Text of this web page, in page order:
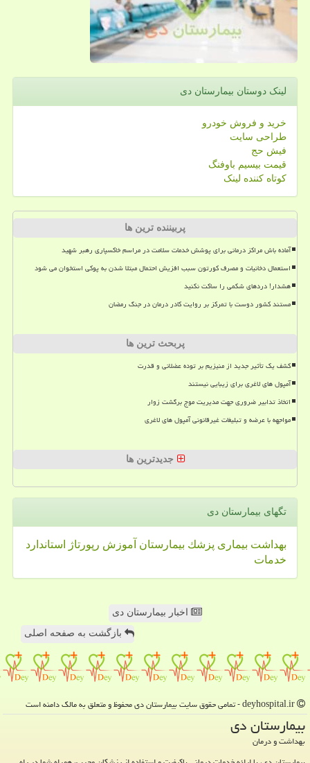
لینک دوستان بیمارستان دی
خرید و فروش خودرو
طراحی سایت
فیش حج
قیمت بیسیم باوفنگ
کوتاه کننده لینک
پربیننده ترین ها
آماده باش مراکز درمانی برای پوشش خدمات سلامت در مراسم خاکسپاری رهبر شهید
استعمال دخانیات و مصرف کورتون سبب افزیش احتمال مبتلا شدن به پوکی استخوان می شود
هشدار! دردهای شکمی را ساکت نکنید
مستند کشور دوست با تمرکز بر روایت کادر درمان در جنگ رمضان
پربحث ترین ها
کشف یک تأثیر جدید از منیزیم بر توده عضلانی و قدرت
آمپول های لاغری برای زیبایی نیستند
اتخاذ تدابیر ضروری جهت مدیریت موج برگشت زوار
مواجهه با عرضه و تبلیغات غیرقانونی آمپول های لاغری
جدیدترین ها
تگهای بیمارستان دی
بهداشت بیماری پزشك بیمارستان آموزش رپورتاژ
استاندارد
خدمات
اخبار بیمارستان دی
بازگشت به صفحه اصلی
بیمارستان دی
بهداشت و درمان